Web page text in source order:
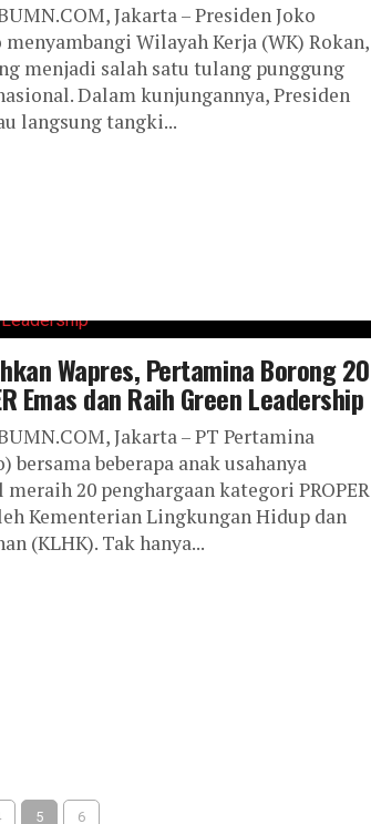
Jakarta – Presiden Joko
Wilayah Kerja (WK) Rokan,
menjadi salah satu tulang punggung
Dalam kunjungannya, Presiden
langsung tangki...
Wapres, Pertamina Borong 20
Emas dan Raih Green Leadership
Jakarta – PT Pertamina
bersama beberapa anak usahanya
meraih 20 penghargaan kategori PROPER
Kementerian Lingkungan Hidup dan
(KLHK). Tak hanya...
5 6